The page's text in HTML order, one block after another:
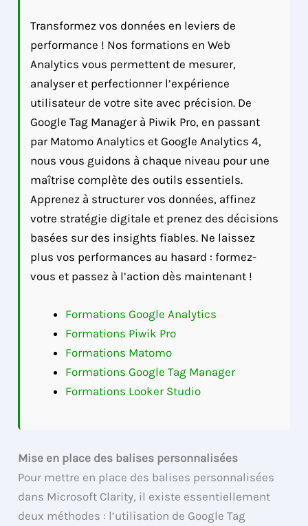
Transformez vos données en leviers de
performance ! Nos formations en Web
Analytics vous permettent de mesurer,
analyser et perfectionner l’expérience
utilisateur de votre site avec précision. De
Google Tag Manager à Piwik Pro, en passant
par Matomo Analytics et Google Analytics 4,
nous vous guidons à chaque niveau pour une
maîtrise complète des outils essentiels.
Apprenez à structurer vos données, affinez
votre stratégie digitale et prenez des décisions
basées sur des insights fiables. Ne laissez
plus vos performances au hasard : formez-
vous et passez à l’action dès maintenant !
Formations Google Analytics
Formations Piwik Pro
Formations Matomo
Formations Google Tag Manager
Formations Looker Studio
Mise en place des balises personnalisées
Pour mettre en place des balises personnalisées
dans Microsoft Clarity, il existe essentiellement
deux méthodes : l’utilisation de Google Tag